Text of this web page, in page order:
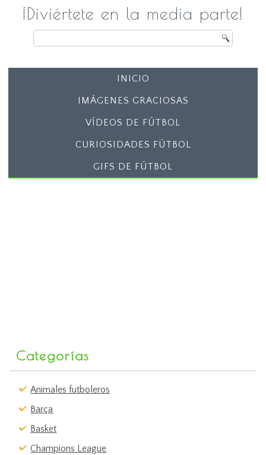
¡Diviértete en la media parte!
INICIO
IMÁGENES GRACIOSAS
VÍDEOS DE FÚTBOL
CURIOSIDADES FÚTBOL
GIFS DE FÚTBOL
Categorías
Animales futboleros
Barça
Basket
Champions League